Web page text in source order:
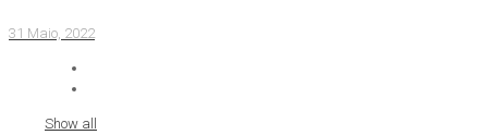
31 Maio, 2022
Show all